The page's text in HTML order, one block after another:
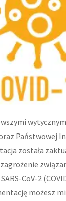
Państwowej
została
CoV-2
możesz